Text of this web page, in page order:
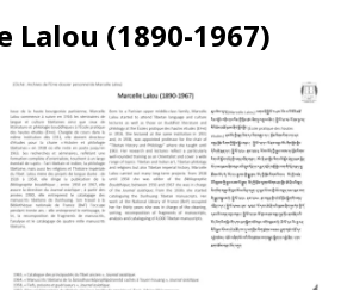
Lalou (1890-1967)